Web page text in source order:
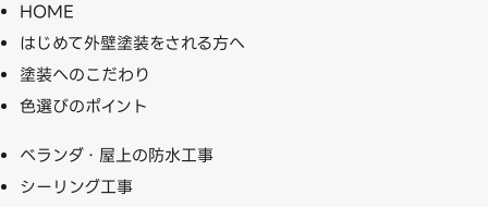
HOME
はじめて外壁塗装をされる方へ
塗装へのこだわり
色選びのポイント
ベランダ・屋上の防水工事
シーリング工事